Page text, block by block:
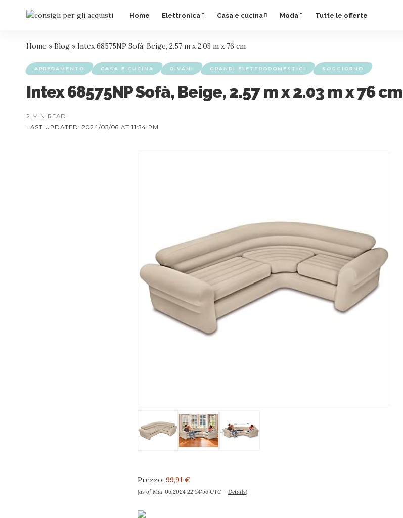
Home Elettronica Casa e cucina Moda Tutte le offerte
Home » Blog » Intex 68575NP Sofà, Beige, 2.57 m x 2.03 m x 76 cm
ARREDAMENTO CASA E CUCINA DIVANI GRANDI ELETTRODOMESTICI SOGGIORNO
Intex 68575NP Sofà, Beige, 2.57 m x 2.03 m x 76 cm
LAST UPDATED: 2024/03/06 AT 11:54 PM
2 MIN READ
Prezzo: 99,91 €
(as of Mar 06,2024 22:54:56 UTC – Details)